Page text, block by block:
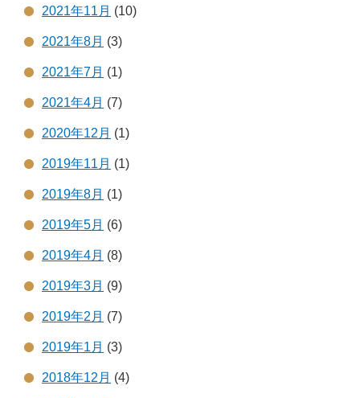
2021年11月 (10)
2021年8月 (3)
2021年7月 (1)
2021年4月 (7)
2020年12月 (1)
2019年11月 (1)
2019年8月 (1)
2019年5月 (6)
2019年4月 (8)
2019年3月 (9)
2019年2月 (7)
2019年1月 (3)
2018年12月 (4)